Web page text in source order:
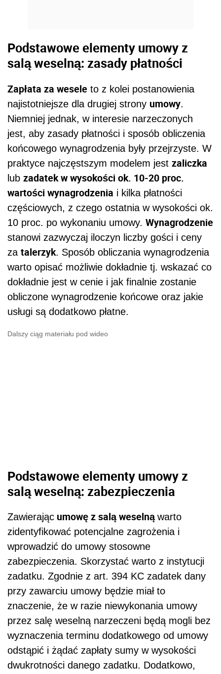
Podstawowe elementy umowy z
salą weselną: zasady płatności
Zapłata za wesele to z kolei postanowienia
najistotniejsze dla drugiej strony umowy.
Niemniej jednak, w interesie narzeczonych
jest, aby zasady płatności i sposób obliczenia
końcowego wynagrodzenia były przejrzyste. W
praktyce najczęstszym modelem jest zaliczka
lub zadatek w wysokości ok. 10-20 proc.
wartości wynagrodzenia i kilka płatności
częściowych, z czego ostatnia w wysokości ok.
10 proc. po wykonaniu umowy. Wynagrodzenie
stanowi zazwyczaj iloczyn liczby gości i ceny
za talerzyk. Sposób obliczania wynagrodzenia
warto opisać możliwie dokładnie tj. wskazać co
dokładnie jest w cenie i jak finalnie zostanie
obliczone wynagrodzenie końcowe oraz jakie
usługi są dodatkowo płatne.
Dalszy ciąg materiału pod wideo
Podstawowe elementy umowy z
salą weselną: zabezpieczenia
Zawierając umowę z salą weselnąwarto
zidentyfikować potencjalne zagrożenia i
wprowadzić do umowy stosowne
zabezpieczenia. Skorzystać warto z instytucji
zadatku. Zgodnie z art. 394 KC zadatek dany
przy zawarciu umowy będzie miał to
znaczenie, że w razie niewykonania umowy
przez salę weselną narzeczeni będą mogli bez
wyznaczenia terminu dodatkowego od umowy
odstąpić i żądać zapłaty sumy w wysokości
dwukrotności danego zadatku. Dodatkowo,